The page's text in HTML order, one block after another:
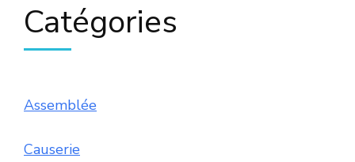
Catégories
Assemblée
Causerie